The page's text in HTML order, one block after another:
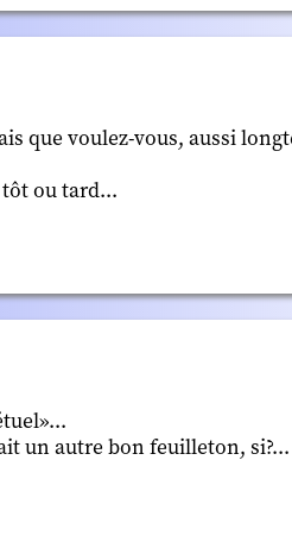
que voulez-vous, aussi
ou tard...
un autre bon feuilleton, si?...